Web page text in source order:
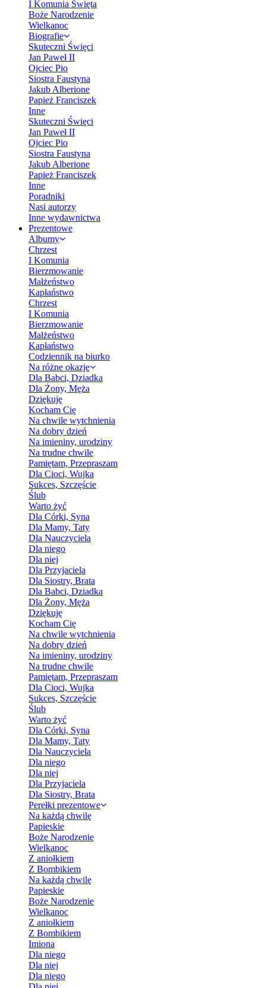
I Komunia Święta
Boże Narodzenie
Wielkanoc
Biografie
Skuteczni Święci
Jan Paweł II
Ojciec Pio
Siostra Faustyna
Jakub Alberione
Papież Franciszek
Inne
Skuteczni Święci
Jan Paweł II
Ojciec Pio
Siostra Faustyna
Jakub Alberione
Papież Franciszek
Inne
Poradniki
Nasi autorzy
Inne wydawnictwa
Prezentowe
Albumy
Chrzest
I Komunia
Bierzmowanie
Małżeństwo
Kapłaństwo
Chrzest
I Komunia
Bierzmowanie
Małżeństwo
Kapłaństwo
Codziennik na biurko
Na różne okazje
Dla Babci, Dziadka
Dla Żony, Męża
Dziękuję
Kocham Cię
Na chwile wytchnienia
Na dobry dzień
Na imieniny, urodziny
Na trudne chwile
Pamiętam, Przepraszam
Dla Cioci, Wujka
Sukces, Szczęście
Ślub
Warto żyć
Dla Córki, Syna
Dla Mamy, Taty
Dla Nauczyciela
Dla niego
Dla niej
Dla Przyjaciela
Dla Siostry, Brata
Dla Babci, Dziadka
Dla Żony, Męża
Dziękuję
Kocham Cię
Na chwile wytchnienia
Na dobry dzień
Na imieniny, urodziny
Na trudne chwile
Pamiętam, Przepraszam
Dla Cioci, Wujka
Sukces, Szczęście
Ślub
Warto żyć
Dla Córki, Syna
Dla Mamy, Taty
Dla Nauczyciela
Dla niego
Dla niej
Dla Przyjaciela
Dla Siostry, Brata
Perełki prezentowe
Na każdą chwilę
Papieskie
Boże Narodzenie
Wielkanoc
Z aniołkiem
Z Bombikiem
Na każdą chwilę
Papieskie
Boże Narodzenie
Wielkanoc
Z aniołkiem
Z Bombikiem
Imiona
Dla niego
Dla niej
Dla niego